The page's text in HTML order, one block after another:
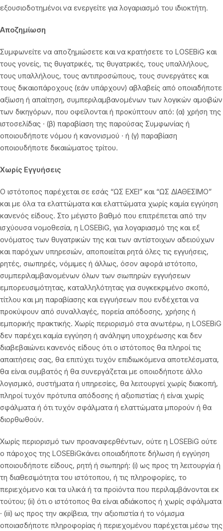
εξουσιοδοτημένοι να ενεργείτε για λογαριασμό του ιδιοκτήτη.
Αποζημίωση
Συμφωνείτε να αποζημιώσετε και να κρατήσετε το LOSEBiG και
τους γονείς, τις θυγατρικές, τις θυγατρικές, τους υπαλλήλους,
τους υπαλλήλους, τους αντιπροσώπους, τους συνεργάτες και
τους δικαιοπάροχους (εάν υπάρχουν) αβλαβείς από οποιαδήποτε
αξίωση ή απαίτηση, συμπεριλαμβανομένων των λογικών αμοιβών
των δικηγόρων, που οφείλονται ή προκύπτουν από: (α) χρήση της
ιστοσελίδας · (β) παραβίαση της παρούσας Συμφωνίας ή
οποιουδήποτε νόμου ή κανονισμού · ή (γ) παραβίαση
οποιουδήποτε δικαιώματος τρίτου.
Χωρίς Εγγυήσεις
Ο ιστότοπος παρέχεται σε εσάς “ΩΣ ΕΧΕΙ” και “ΩΣ ΔΙΑΘΕΣΙΜΟ”
και με όλα τα ελαττώματα και ελαττώματα χωρίς καμία εγγύηση
κανενός είδους. Στο μέγιστο βαθμό που επιτρέπεται από την
ισχύουσα νομοθεσία, η LOSEBiG, για λογαριασμό της και εξ
ονόματος των θυγατρικών της και των αντίστοιχων αδειούχων
και παρόχων υπηρεσιών, αποποιείται ρητά όλες τις εγγυήσεις,
ρητές, σιωπηρές, νόμιμες ή άλλως, όσον αφορά ιστότοπο,
συμπεριλαμβανομένων όλων των σιωπηρών εγγυήσεων
εμπορευσιμότητας, καταλληλότητας για συγκεκριμένο σκοπό,
τίτλου και μη παραβίασης και εγγυήσεων που ενδέχεται να
προκύψουν από συναλλαγές, πορεία απόδοσης, χρήσης ή
εμπορικής πρακτικής. Χωρίς περιορισμό στα ανωτέρω, η LOSEBiG
δεν παρέχει καμία εγγύηση ή ανάληψη υποχρέωσης και δεν
διαβεβαιώνει κανενός είδους ότι ο ιστότοπος θα πληροί τις
απαιτήσεις σας, θα επιτύχει τυχόν επιδιωκόμενα αποτελέσματα,
θα είναι συμβατός ή θα συνεργάζεται με οποιοδήποτε άλλο
λογισμικό, συστήματα ή υπηρεσίες, θα λειτουργεί χωρίς διακοπή,
πληροί τυχόν πρότυπα απόδοσης ή αξιοπιστίας ή είναι χωρίς
σφάλματα ή ότι τυχόν σφάλματα ή ελαττώματα μπορούν ή θα
διορθωθούν.
Χωρίς περιορισμό των προαναφερθέντων, ούτε η LOSEBiG ούτε
ο πάροχος της LOSEBiGκάνει οποιαδήποτε δήλωση ή εγγύηση
οποιουδήποτε είδους, ρητή ή σιωπηρή: (i) ως προς τη λειτουργία ή
τη διαθεσιμότητα του ιστότοπου, ή τις πληροφορίες, το
περιεχόμενο και τα υλικά ή τα προϊόντα που περιλαμβάνονται εκ
τούτου; (ii) ότι ο ιστότοπος θα είναι αδιάκοπος ή χωρίς σφάλματα
· (iii) ως προς την ακρίβεια, την αξιοπιστία ή το νόμισμα
οποιασδήποτε πληροφορίας ή περιεχομένου παρέχεται μέσω της